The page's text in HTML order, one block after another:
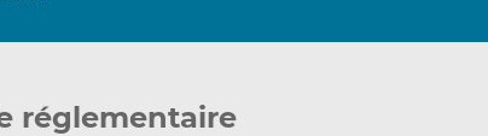
réglementaire